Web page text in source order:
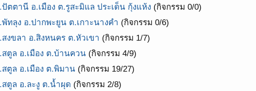
ตตานี อ.เมือง ต.รูสะมิแล ประเด็น กุ้งแห้ง (กิจกรรม 0/0)
ทลุง อ.ปากพะยูน ต.เกาะนางคำ (กิจกรรม 0/6)
งขลา อ.สิงหนคร ต.หัวเขา (กิจกรรม 1/7)
ตูล อ.เมือง ต.บ้านควน (กิจกรรม 4/9)
ตูล อ.เมือง ต.พิมาน (กิจกรรม 19/27)
ตูล อ.ละงู ต.น้ำผุด (กิจกรรม 2/8)